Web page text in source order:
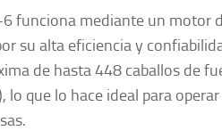
funciona mediante un motor
su alta eficiencia y
de hasta 448 caballos de
lo que lo hace ideal para